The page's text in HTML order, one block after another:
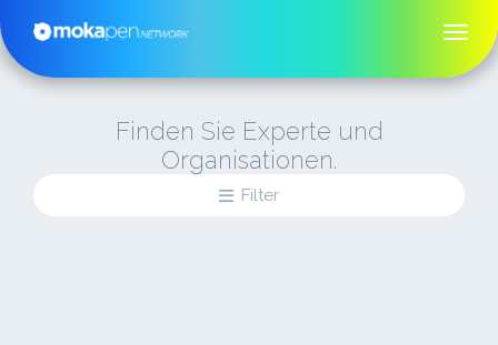
Finden Sie Experte und
Organisationen.
Filter